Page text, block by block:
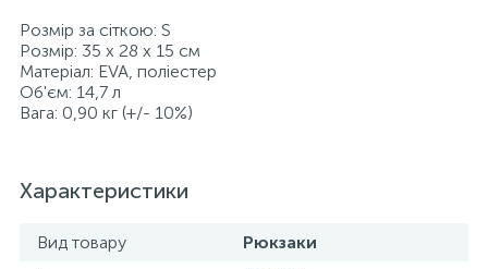
Розмір за сіткою: S
Розмір: 35 х 28 х 15 см
Матеріал: EVA, поліестер
Об'єм: 14,7 л
Вага: 0,90 кг (+/- 10%)
Характеристики
Вид товару
Рюкзаки